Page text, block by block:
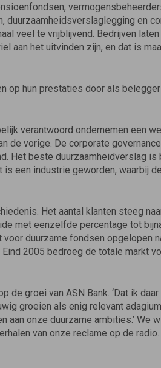
duurzaamheidsverslaglegging en
veel te vrijblijvend. Bedrijven
aan het uitvinden zijn, en dat is
op hun prestaties door als
verantwoord ondernemen een
de vorige. De corporate
Het beste duurzaamheidverslag is
een industrie geworden, waarbij de
Het aantal klanten steeg
met eenzelfde percentage tot
duurzame fondsen opgelopen
2005 bedroeg de totale markt
de groei van ASN Bank. ‘Dat ik daar
groeien als enig relevant
onze duurzame ambities.’ We
van onze reclame op de radio.